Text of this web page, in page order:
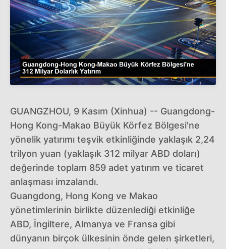
GUANGZHOU, 9 Kasım (Xinhua) -- Guangdong-
Hong Kong-Makao Büyük Körfez Bölgesi'ne
yönelik yatırımı teşvik etkinliğinde yaklaşık 2,24
trilyon yuan (yaklaşık 312 milyar ABD doları)
değerinde toplam 859 adet yatırım ve ticaret
anlaşması imzalandı.
Guangdong, Hong Kong ve Makao
yönetimlerinin birlikte düzenlediği etkinliğe
ABD, İngiltere, Almanya ve Fransa gibi
dünyanın birçok ülkesinin önde gelen şirketleri,